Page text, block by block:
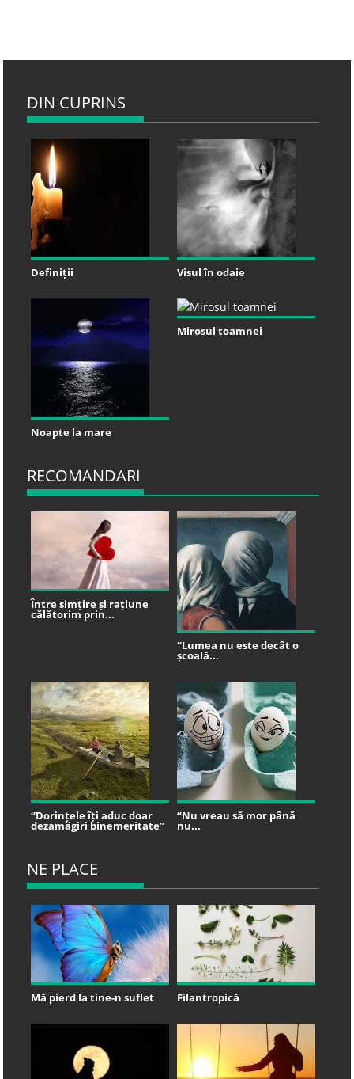
DIN CUPRINS
Definiții Visul în odaie
Noapte la mare
Mirosul toamnei
RECOMANDARI
Între simțire și rațiune
călătorim prin...
“Lumea nu este decât o
școală...
“Dorințele îți aduc doar
dezamăgiri binemeritate”
“Nu vreau să mor până
nu...
NE PLACE
Mă pierd la tine-n suflet Filantropică